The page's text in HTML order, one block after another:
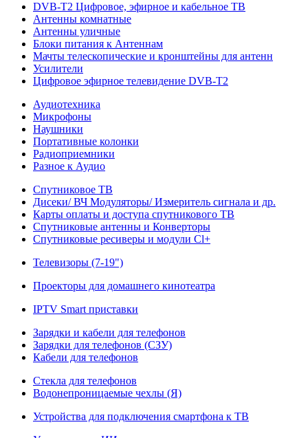
DVB-T2 Цифровое, эфирное и кабельное ТВ
Антенны комнатные
Антенны уличные
Блоки питания к Антеннам
Мачты телескопические и кронштейны для антенн
Усилители
Цифровое эфирное телевидение DVB-Т2
Аудиотехника
Микрофоны
Наушники
Портативные колонки
Радиоприемники
Разное к Аудио
Спутниковое ТВ
Дисеки/ ВЧ Модуляторы/ Измеритель сигнала и др.
Карты оплаты и доступа спутникового ТВ
Спутниковые антенны и Конверторы
Спутниковые ресиверы и модули Cl+
Телевизоры (7-19")
Проекторы для домашнего кинотеатра
IPTV Smart приставки
Зарядки и кабели для телефонов
Зарядки для телефонов (СЗУ)
Кабели для телефонов
Стекла для телефонов
Водонепроницаемые чехлы (Я)
Устройства для подключения смартфона к ТВ